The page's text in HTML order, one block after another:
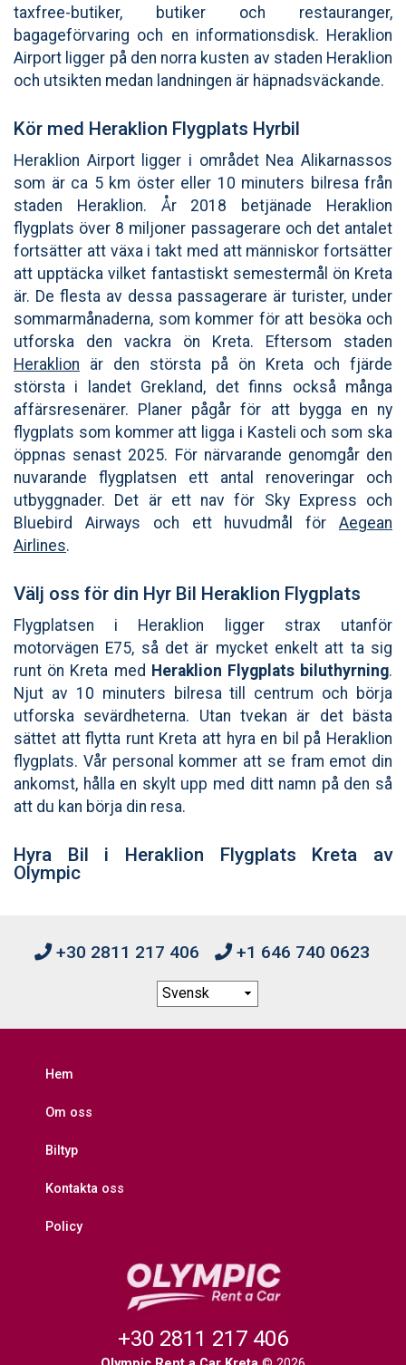
taxfree-butiker, butiker och restauranger,
bagageförvaring och en informationsdisk. Heraklion
Airport ligger på den norra kusten av staden Heraklion
och utsikten medan landningen är häpnadsväckande.
Kör med Heraklion Flygplats Hyrbil
Heraklion Airport ligger i området Nea Alikarnassos
som är ca 5 km öster eller 10 minuters bilresa från
staden Heraklion. År 2018 betjänade Heraklion
flygplats över 8 miljoner passagerare och det antalet
fortsätter att växa i takt med att människor fortsätter
att upptäcka vilket fantastiskt semestermål ön Kreta
är. De flesta av dessa passagerare är turister, under
sommarmånaderna, som kommer för att besöka och
utforska den vackra ön Kreta. Eftersom staden
Heraklion är den största på ön Kreta och fjärde
största i landet Grekland, det finns också många
affärsresenärer. Planer pågår för att bygga en ny
flygplats som kommer att ligga i Kasteli och som ska
öppnas senast 2025. För närvarande genomgår den
nuvarande flygplatsen ett antal renoveringar och
utbyggnader. Det är ett nav för Sky Express och
Bluebird Airways och ett huvudmål för Aegean
Airlines.
Välj oss för din Hyr Bil Heraklion Flygplats
Flygplatsen i Heraklion ligger strax utanför
motorvägen E75, så det är mycket enkelt att ta sig
runt ön Kreta med Heraklion Flygplats biluthyrning.
Njut av 10 minuters bilresa till centrum och börja
utforska sevärdheterna. Utan tvekan är det bästa
sättet att flytta runt Kreta att hyra en bil på Heraklion
flygplats. Vår personal kommer att se fram emot din
ankomst, hålla en skylt upp med ditt namn på den så
att du kan börja din resa.
Hyra Bil i Heraklion Flygplats Kreta av
Olympic
+30 2811 217 406 +1 646 740 0623
Hem
Om oss
Biltyp
Kontakta oss
Policy
+30 2811 217 406